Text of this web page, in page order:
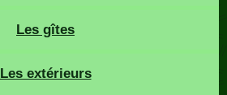
Les gîtes
Les extérieurs